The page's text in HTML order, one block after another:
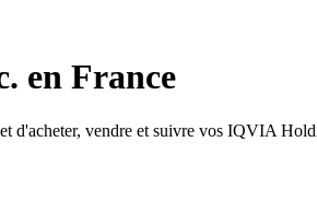
en France
vendre et suivre vos IQVIA